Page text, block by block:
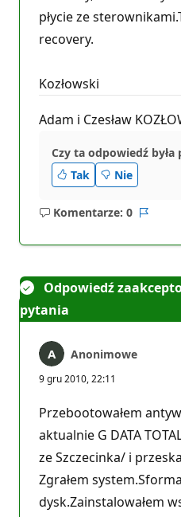
płycie ze
Kozłowski
Adam i Czesław
Czy ta odpowiedź była
Tak
Nie
Komentarze: 0
Brak
Odpowiedź
pytania
Anonimowe
9 gru 2010, 22:11
Przebootowałem
aktualnie G DATA
ze Szczecinka/ i
Zgrałem
dysk.Zainstalowałem